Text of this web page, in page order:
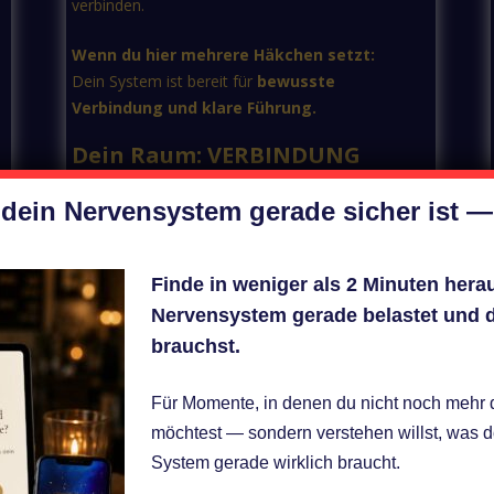
verbinden.
Wenn du hier mehrere Häkchen setzt:
Dein System ist bereit für bewusste
Verbindung und klare Führung.
Dein Raum: VERBINDUNG
(Chain-Elle Art's)
Was, wenn dein Körper nicht
… sondern nur versucht, dich
Nervensystem gerade sicher ist
Finde in weniger als 2 Minuten
Nervensystem gerade belastet und
brauchst.
Für Momente, in denen du nicht noch mehr
möchtest — sondern verstehen willst, was
System gerade wirklich braucht.